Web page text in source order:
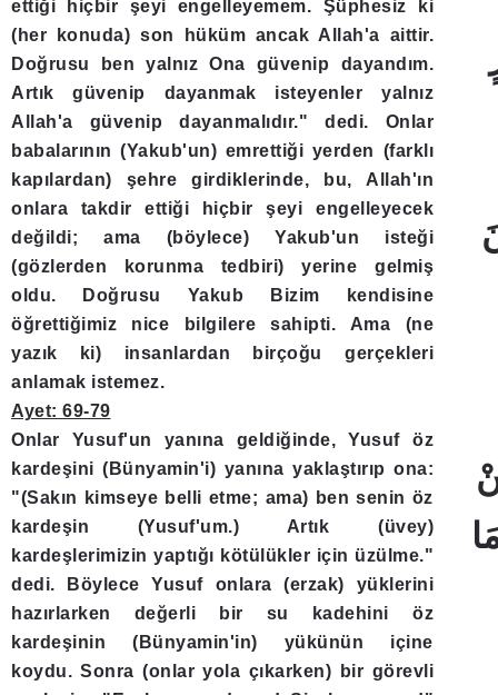
ettiği hiçbir şeyi engelleyemem. Şüphesiz ki
(her konuda) son hüküm ancak Allah'a aittir.
Doğrusu ben yalnız Ona güvenip dayandım.
Artık güvenip dayanmak isteyenler yalnız
Allah'a güvenip dayanmalıdır." dedi. Onlar
babalarının (Yakub'un) emrettiği yerden (farklı
kapılardan) şehre girdiklerinde, bu, Allah'ın
onlara takdir ettiği hiçbir şeyi engelleyecek
değildi; ama (böylece) Yakub'un isteği
(gözlerden korunma tedbiri) yerine gelmiş
oldu. Doğrusu Yakub Bizim kendisine
öğrettiğimiz nice bilgilere sahipti. Ama (ne
yazık ki) insanlardan birçoğu gerçekleri
anlamak istemez.
Ayet: 69-79
Onlar Yusuf'un yanına geldiğinde, Yusuf öz
kardeşini (Bünyamin'i) yanına yaklaştırıp ona:
"(Sakın kimseye belli etme; ama) ben senin öz
kardeşin (Yusuf'um.) Artık (üvey)
kardeşlerimizin yaptığı kötülükler için üzülme."
dedi. Böylece Yusuf onlara (erzak) yüklerini
hazırlarken değerli bir su kadehini öz
kardeşinin (Bünyamin'in) yükünün içine
koydu. Sonra (onlar yola çıkarken) bir görevli